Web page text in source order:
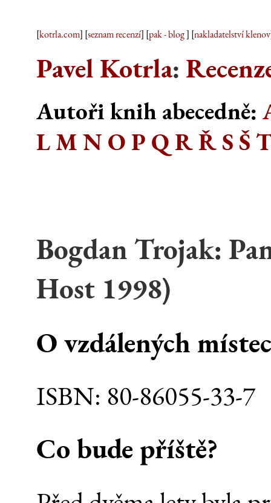
[kotrla.com] [seznam recenzí] [pak - blog] [nakladatelství klenov
Pavel Kotrla:
Autoři knih abecedně:
LMNOP QRŘS Š
Bogdan Trojak:
Host 1998)
O vzdálených
ISBN: 80-86055-33-7
Co bude příště?